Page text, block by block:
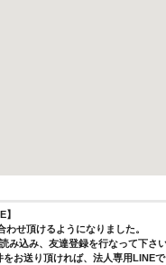
】
せ頂けるようになりました。
み込み、友達登録を行なって下さい
お送り頂ければ、法人専用LINEで